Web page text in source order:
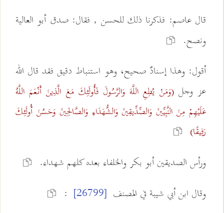
قال عاصم: فذكرنا ذلك للحسن , فقال: صدق أبو العالية
ونصح.
أقول: وهذا إسنادٌ صحيح، وهو استنباط دقيق فقد قال الله
عز وجل(وَمَنْ يُطِعِ اللَّهَ وَالرَّسُولَ فَأُولَئِكَ مَعَ الَّذِينَ أَنْعَمَ اللَّهُ
عَلَيْهِمْ مِنَ النَّبِيِّينَ وَالصِّدِّيقِينَ وَالشُّهَدَاءِ وَالصَّالِحِينَ وَحَسُنَ أُولَئِكَ
رَفِيقًا)
ورأس الصديقين أبو بكر والخلفاء بعده كلهم شهداء.
وقال ابن أبي شيبة في المصنف [26799]
: